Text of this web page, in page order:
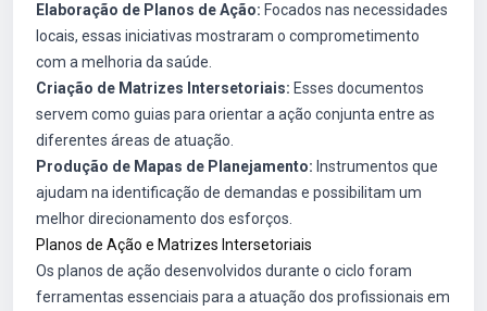
Elaboração de Planos de Ação: Focados nas necessidades
locais, essas iniciativas mostraram o comprometimento
com a melhoria da saúde.
Criação de Matrizes Intersetoriais: Esses documentos
servem como guias para orientar a ação conjunta entre as
diferentes áreas de atuação.
Produção de Mapas de Planejamento: Instrumentos que
ajudam na identificação de demandas e possibilitam um
melhor direcionamento dos esforços.
Planos de Ação e Matrizes Intersetoriais
Os planos de ação desenvolvidos durante o ciclo foram
ferramentas essenciais para a atuação dos profissionais em